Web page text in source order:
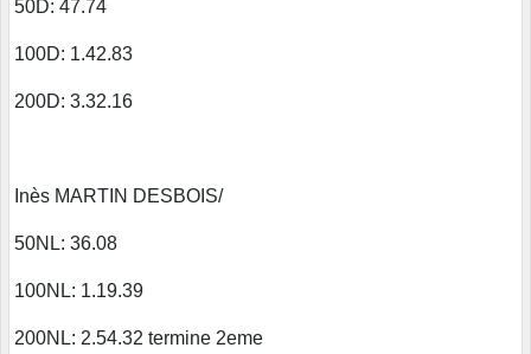
50D: 47.74
100D: 1.42.83
200D: 3.32.16
Inès MARTIN DESBOIS/
50NL: 36.08
100NL: 1.19.39
200NL: 2.54.32 termine 2eme